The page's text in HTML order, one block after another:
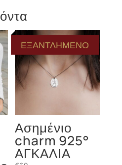
ΕΞΑΝΤΛΗΜΕΝΟ
Ασημένιο
charm 925°
ΑΓΚΑΛΙΑ